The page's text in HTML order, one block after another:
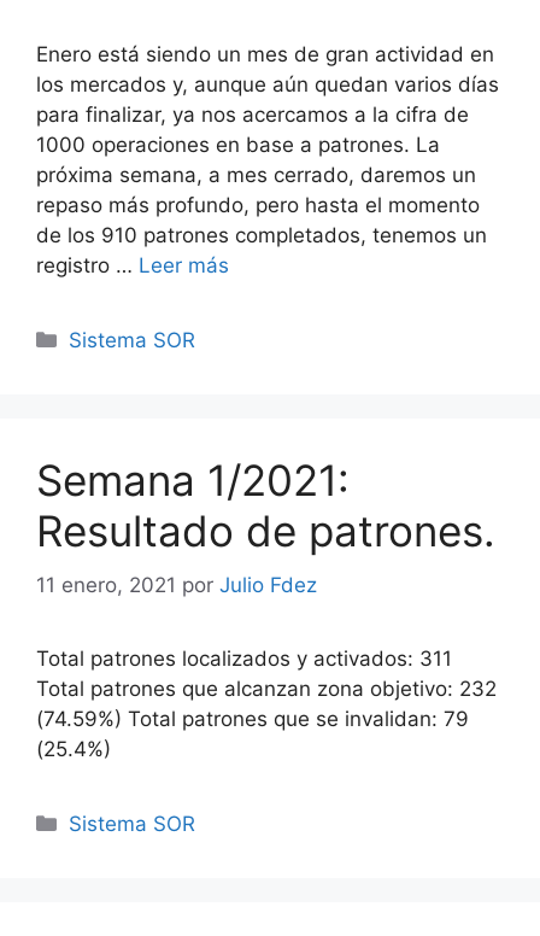
Enero está siendo un mes de gran actividad en
los mercados y, aunque aún quedan varios días
para finalizar, ya nos acercamos a la cifra de
1000 operaciones en base a patrones. La
próxima semana, a mes cerrado, daremos un
repaso más profundo, pero hasta el momento
de los 910 patrones completados, tenemos un
registro … Leer más
Categorías
Sistema SOR
Semana 1/2021:
Resultado de patrones.
11 enero, 2021 por Julio Fdez
Total patrones localizados y activados: 311
Total patrones que alcanzan zona objetivo: 232
(74.59%) Total patrones que se invalidan: 79
(25.4%)
Categorías
Sistema SOR